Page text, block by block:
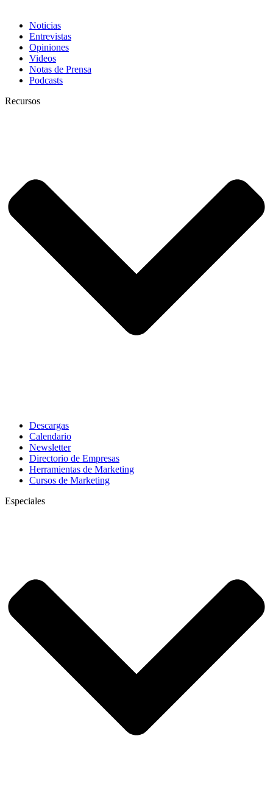
Noticias
Entrevistas
Opiniones
Videos
Notas de Prensa
Podcasts
Recursos
Descargas
Calendario
Newsletter
Directorio de Empresas
Herramientas de Marketing
Cursos de Marketing
Especiales